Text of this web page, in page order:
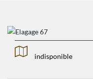
indisponible